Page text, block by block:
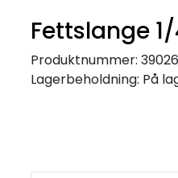
Fettslange
Produktnummer:
Lagerbeholdning: På